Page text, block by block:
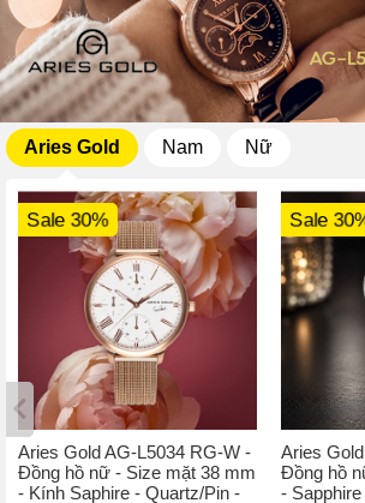
Aries Gold Nam Nữ
Sale 30%
Aries Gold AG-L5034 RG-W -
Đồng hồ nữ - Size mặt 38 mm
- Kính Saphire - Quartz/Pin -
Sale
Aries
Đồng hồ
-